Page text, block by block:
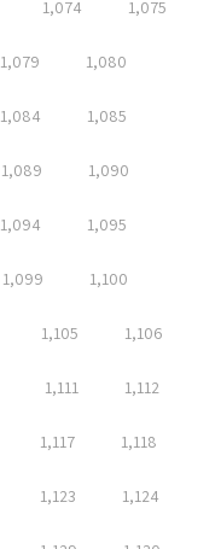
1,074 1,075
1,079 1,080
1,084 1,085
1,089 1,090
1,094 1,095
1,099 1,100
1,105 1,106
1,111 1,112
1,117 1,118
1,123 1,124